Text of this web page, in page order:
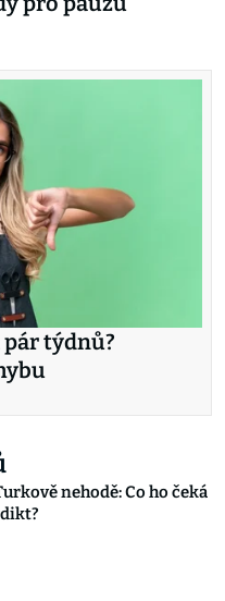
týdnů?
nehodě: Co ho čeká